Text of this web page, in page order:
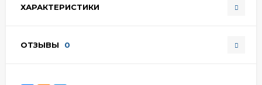
ХАРАКТЕРИСТИКИ
ОТЗЫВЫ 0